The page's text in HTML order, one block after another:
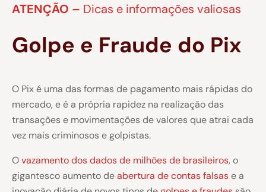
ATENÇÃO – Dicas e informações valiosas
Golpe e Fraude do Pix
O Pix é uma das formas de pagamento mais rápidas do
mercado, e é a própria rapidez na realização das
transações e movimentações de valores que atrai cada
vez mais criminosos e golpistas.
Ovazamento dos dados de milhões de brasileiros, o
gigantesco aumento deabertura de contas falsase a